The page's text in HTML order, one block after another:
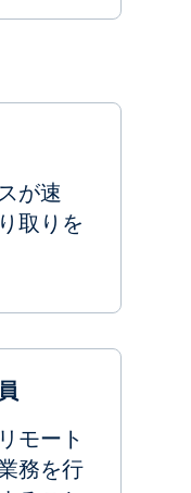
が速
取りを
モート
務を行